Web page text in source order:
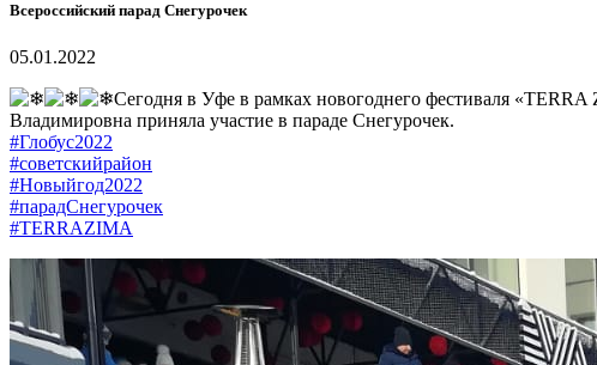
Всероссийский парад Снегурочек
05.01.2022
Сегодня в Уфе в рамках новогоднего фестиваля
Владимировна приняла участие в параде Снегурочек.
#Глобус2022
#советскийрайон
#Новыйгод2022
#парадСнегурочек
#TERRAZIMA